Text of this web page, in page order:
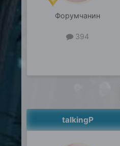
Форумчанин
394
talkingP